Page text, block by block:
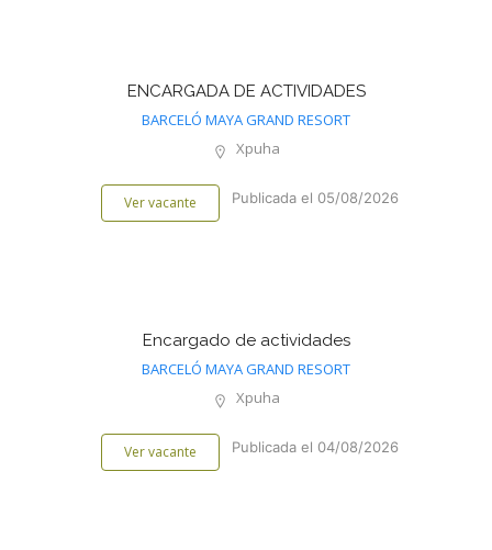
ENCARGADA DE ACTIVIDADES
BARCELÓ MAYA GRAND RESORT
Xpuha
Ver vacante Publicada el 05/08/2026
Encargado de actividades
BARCELÓ MAYA GRAND RESORT
Xpuha
Ver vacante Publicada el 04/08/2026